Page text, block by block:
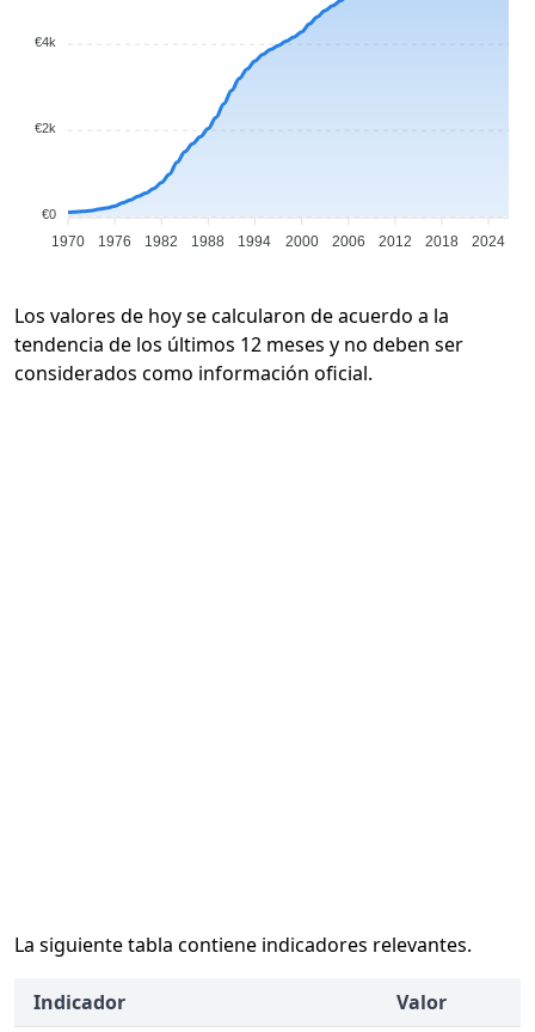
€4k
€2k
€0
1970 1976 1982 1988 1994 2000 2006 2012 2018 2024
Los valores de hoy se calcularon de acuerdo a la
tendencia de los últimos 12 meses y no deben ser
considerados como información oficial.
La siguiente tabla contiene indicadores relevantes.
Indicador Valor